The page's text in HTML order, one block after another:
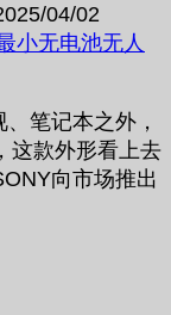
04/02
小无电池无人
笔记本之外，
这款外形看上去
向市场推出